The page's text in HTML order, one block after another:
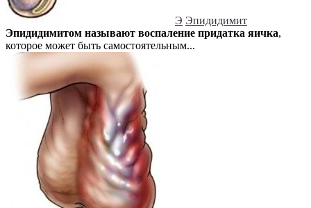
Э Эпидидимит
Эпидидимитом называют воспаление придатка яичка,
которое может быть самостоятельным...